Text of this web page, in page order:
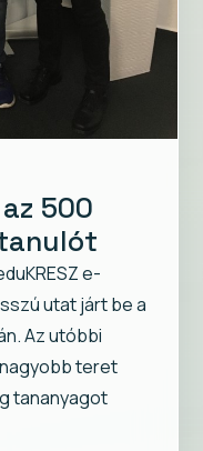
500
e-
utat járt be a
Az utóbbi
teret
tananyagot